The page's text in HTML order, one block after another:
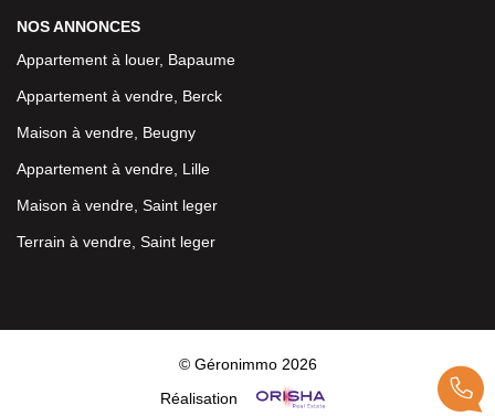
NOS ANNONCES
Appartement à louer, Bapaume
Appartement à vendre, Berck
Maison à vendre, Beugny
Appartement à vendre, Lille
Maison à vendre, Saint leger
Terrain à vendre, Saint leger
© Géronimmo 2026
Réalisation